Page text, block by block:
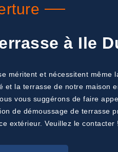
à Ile
et nécessitent même
la terrasse de notre maison
vous suggérons de faire
de démoussage de terrasse
extérieur. Veuillez le contacter !